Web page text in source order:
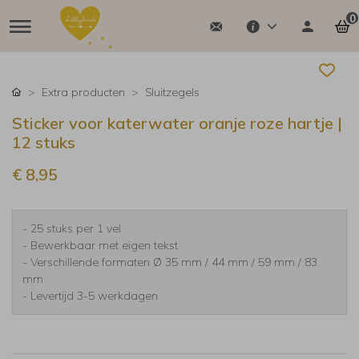
0
Extra producten Sluitzegels
Sticker voor katerwater oranje roze hartje |
12 stuks
€ 8,95
- 25 stuks per 1 vel
- Bewerkbaar met eigen tekst
- Verschillende formaten Ø 35 mm / 44 mm / 59 mm / 83
mm
- Levertijd 3-5 werkdagen